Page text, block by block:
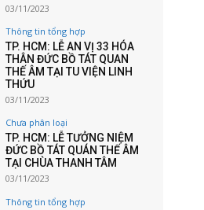
03/11/2023
Thông tin tổng hợp
TP. HCM: LỄ AN VỊ 33 HÓA
THÂN ĐỨC BỒ TÁT QUAN
THẾ ÂM TẠI TU VIỆN LINH
THỨU
03/11/2023
Chưa phân loại
TP. HCM: LỄ TƯỞNG NIỆM
ĐỨC BỒ TÁT QUÁN THẾ ÂM
TẠI CHÙA THANH TÂM
03/11/2023
Thông tin tổng hợp